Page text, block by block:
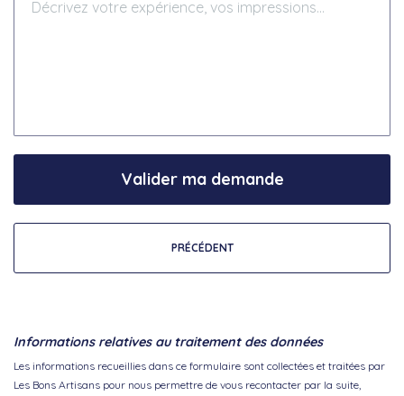
PRÉCÉDENT
Valider ma demande
Informations relatives au traitement des données
Les informations recueillies dans ce formulaire sont collectées et traitées par
Les Bons Artisans pour nous permettre de vous recontacter par la suite,